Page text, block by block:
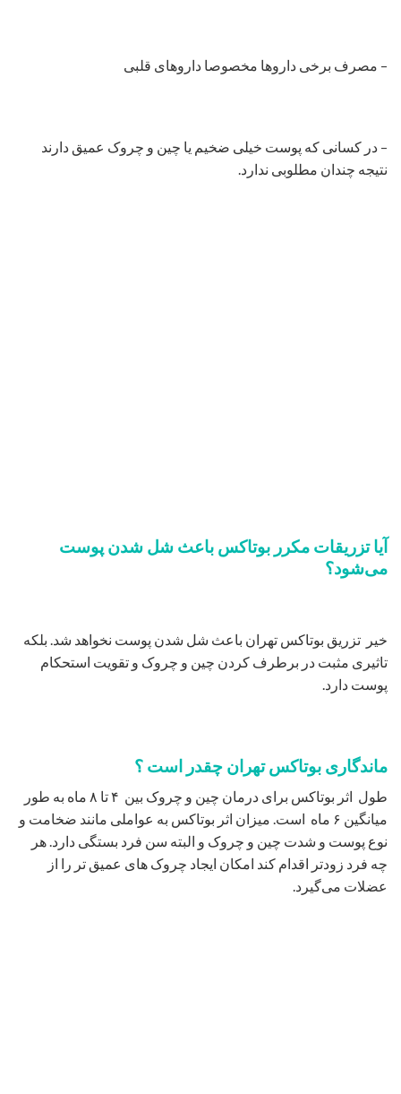
– مصرف برخی‌ داروها مخصوصا داروهای قلبی
– در کسانی‌ که پوست خیلی‌ ضخیم یا چین و چروک عمیق دارند
نتیجه‌ چندان مطلوبی ندارد.
آیا تزریقات مکرر بوتاکس باعث شل شدن پوست
می‌شود؟
خیر تزریق بوتاکس تهران باعث شل شدن پوست نخواهد شد. بلکه
تاثیری مثبت در برطرف کردن چین و چروک و تقویت استحکام
پوست دارد.
ماندگاری بوتاکس تهران چقدر است ؟
طول اثر بوتاکس برای درمان چین و چروک بین ۴ تا ۸ ماه به طور
میانگین ۶ ماه است. میزان اثر بوتاکس به عواملی مانند ضخامت و
نوع پوست و شدت چین و چروک و البته سن فرد بستگی دارد. هر
چه فرد زودتر اقدام کند امکان ایجاد چروک های عمیق تر را از
عضلات می‌گیرد.